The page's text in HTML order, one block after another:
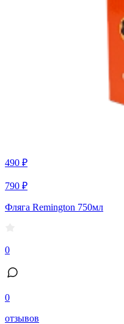
490 ₽
790 ₽
Фляга Remington 750мл
0
0
отзывов